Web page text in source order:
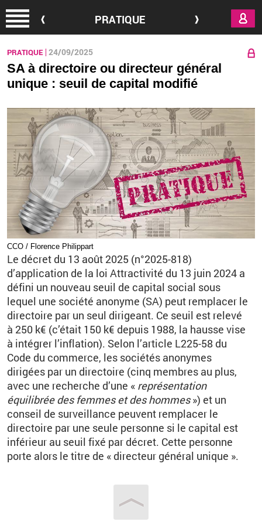
PRATIQUE
PRATIQUE 24/09/2025
SA à directoire ou directeur général
unique : seuil de capital modifié
CCO / Florence Philippart
Le décret du 13 août 2025 (n°2025-818)
d’application de la loi Attractivité du 13 juin 2024 a
défini un nouveau seuil de capital social sous
lequel une société anonyme (SA) peut remplacer le
directoire par un seul dirigeant. Ce seuil est relevé
à 250 k€ (c’était 150 k€ depuis 1988, la hausse vise
à intégrer l’inflation). Selon l’article L225-58 du
Code du commerce, les sociétés anonymes
dirigées par un directoire (cinq membres au plus,
avec une recherche d’une « représentation
équilibrée des femmes et des hommes») et un
conseil de surveillance peuvent remplacer le
directoire par une seule personne si le capital est
inférieur au seuil fixé par décret. Cette personne
porte alors le titre de « directeur général unique ».